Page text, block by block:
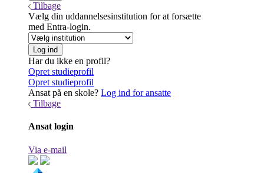
Tilbage
Vælg din uddannelsesinstitution for at forsætte
med Entra-login.
Har du ikke en profil?
Opret studieprofil
Opret studieprofil
Ansat på en skole? Log ind for ansatte
Tilbage
Ansat login
Via e-mail